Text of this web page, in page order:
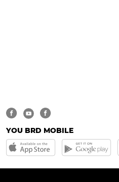
YOU BRD MOBILE